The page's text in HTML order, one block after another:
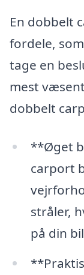
En dobbelt
fordele,
tage en
mest
dobbelt
**Øget
carport
stråler,
på din